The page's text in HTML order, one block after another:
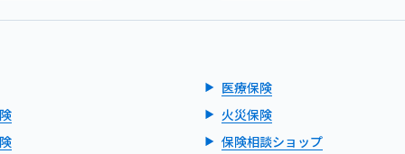
医療保険
火災保険
保険相談ショップ